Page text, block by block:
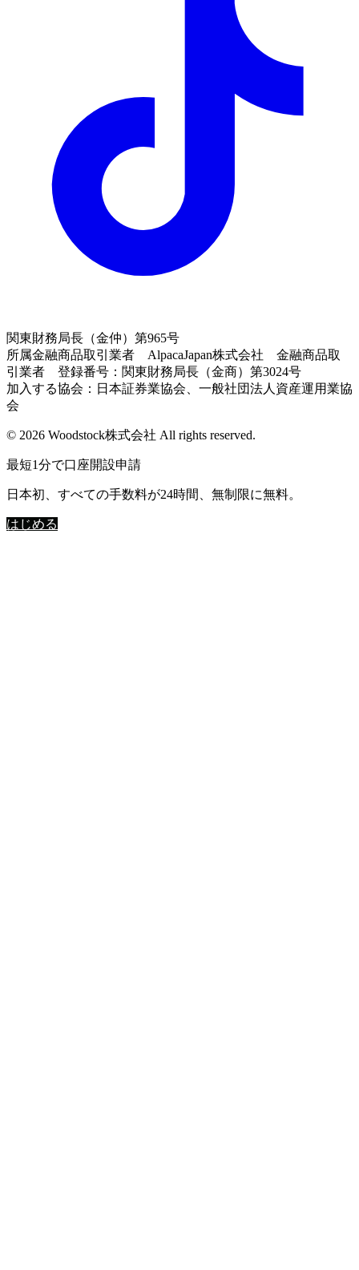
関東財務局長（金仲）第965号
所属金融商品取引業者 AlpacaJapan株式会社 金融商品取
引業者 登録番号：関東財務局長（金商）第3024号
加入する協会：日本証券業協会、一般社団法人資産運用業協
会
© 2026 Woodstock株式会社 All rights reserved.
最短1分で口座開設申請
日本初、すべての手数料が24時間、無制限に無料。
はじめる